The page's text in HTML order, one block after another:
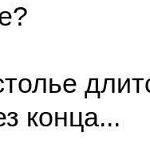
конца...